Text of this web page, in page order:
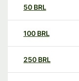
50 BRL
100 BRL
250 BRL